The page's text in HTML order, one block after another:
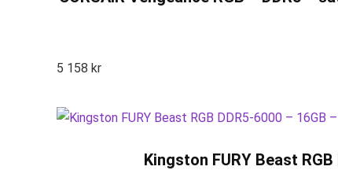
5 158 kr
Kingston FURY Beast